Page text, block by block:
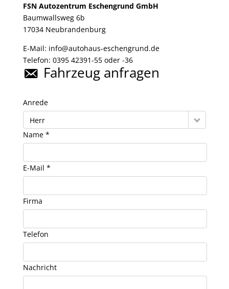
FSN Autozentrum Eschengrund GmbH
Baumwallsweg 6b
17034 Neubrandenburg
E-Mail: info@autohaus-eschengrund.de
Telefon: 0395 42391-55 oder -36
Fahrzeug anfragen
Anrede
Herr
Name *
E-Mail *
Firma
Telefon
Nachricht